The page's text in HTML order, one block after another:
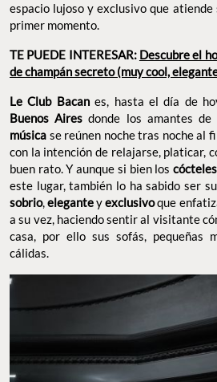
espacio lujoso y exclusivo que atiende
primer momento.
TE PUEDE INTERESAR: Descubre el
de champán secreto (muy cool,
Le Club Bacanes, hasta el día de
Buenos Aires donde los amantes de
música se reúnen noche tras noche al
con la intención de relajarse, platicar,
buen rato. Y aunque si bien loscócteles
este lugar, también lo ha sabido ser
sobrio,eleganteyexclusivoque
a su vez, haciendo sentir al visitante
casa, por ello sus sofás, pequeñas
cálidas.